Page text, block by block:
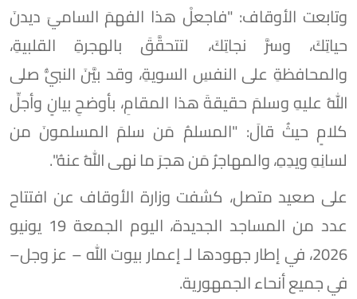
وتابعت الأوقاف: "فاجعلْ هذا الفهمَ الساميَ ديدنَ
حياتِكَ، وسرَّ نجاتِكَ، لتتحقَّقَ بالهجرةِ القلبيةِ،
والمحافظةِ على النفسِ السويةِ، وقد بيَّنَ النبيُّ صلى
اللهُ عليهِ وسلمَ حقيقةَ هذا المقامِ، بأوضحِ بيانٍ وأجلِّ
كلامٍ حيثُ قالَ: "المسلمُ مَن سلمَ المسلمونَ من
لسانِهِ ويدِهِ، والمهاجرُ مَن هجرَ ما نهى اللهُ عنهُ".
على صعيد متصل، كشفت وزارة الأوقاف عن افتتاح
عدد من المساجد الجديدة، اليوم الجمعة 19 يونيو
2026، في إطار جهودها لـ إعمار بيوت الله – عز وجل–
في جميع أنحاء الجمهورية.